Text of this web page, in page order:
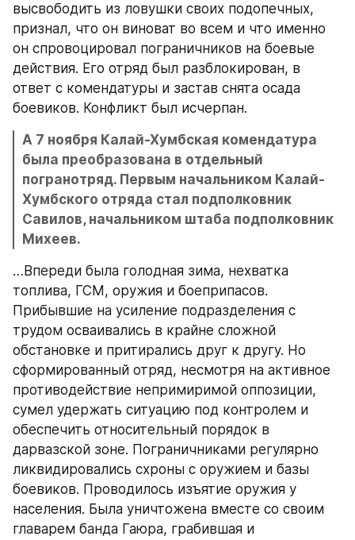
высвободить из ловушки своих подопечных,
признал, что он виноват во всем и что именно
он спровоцировал пограничников на боевые
действия. Его отряд был разблокирован, в
ответ с комендатуры и застав снята осада
боевиков. Конфликт был исчерпан.
А 7 ноября Калай-Хумбская комендатура
была преобразована в отдельный
погранотряд. Первым начальником Калай-
Хумбского отряда стал подполковник
Савилов, начальником штаба подполковник
Михеев.
…Впереди была голодная зима, нехватка
топлива, ГСМ, оружия и боеприпасов.
Прибывшие на усиление подразделения с
трудом осваивались в крайне сложной
обстановке и притирались друг к другу. Но
сформированный отряд, несмотря на активное
противодействие непримиримой оппозиции,
сумел удержать ситуацию под контролем и
обеспечить относительный порядок в
дарвазской зоне. Пограничниками регулярно
ликвидировались схроны с оружием и базы
боевиков. Проводилось изъятие оружия у
населения. Была уничтожена вместе со своим
главарем банда Гаюра, грабившая и